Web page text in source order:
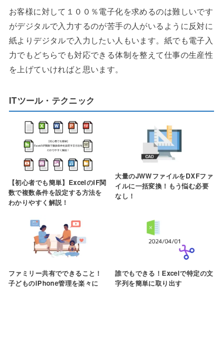
お客様に対して１００％電子化を求めるのは難しいです
がデジタルで入力するのが苦手の人がいるように反対に
紙よりデジタルで入力したい人もいます。紙でも電子入
力でもどちらでも対応できる体制を整えて仕事の生産性
を上げていければと思います。
ITツール・テクニック
【初心者でも簡単】ExcelのIF関
数で複数条件を設定する方法を
わかりやすく解説！
大量のJWWファイルをDXFファ
イルに一括変換！もう悩む必要
なし！
ファミリー共有でできること！
子どものiPhone管理を楽々に
誰でもできる！Excelで特定の文
字列を簡単に取り出す